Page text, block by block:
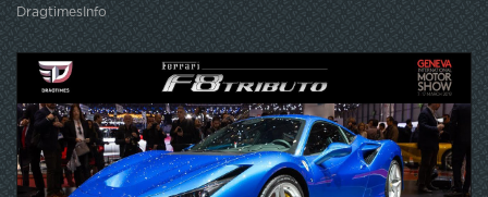
DragtimesInfo